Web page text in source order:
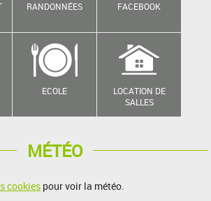
RANDONNÉES FACEBOOK
ECOLE
LOCATION DE
SALLES
MÉTÉO
cookies pour voir la météo.